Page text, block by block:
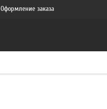
Оформление заказа